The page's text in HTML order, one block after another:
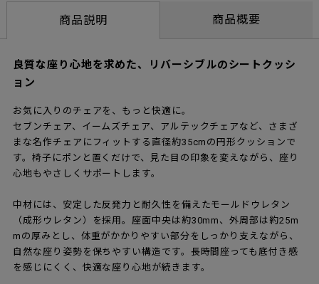
商品説明 商品概要
良質な座り心地を求めた、リバーシブルのシートクッシ
ョン
お気に入りのチェアを、もっと快適に。
セブンチェア、イームズチェア、アルテックチェアなど、さまざ
まな名作チェアにフィットする直径約35cmの円形クッションで
す。椅子にポンと置くだけで、見た目の印象を変えながら、座り
心地もやさしくサポートします。
中材には、安定した反発力と耐久性を備えたモールドウレタン
（成形ウレタン）を採用。座面中央は約30mm、外周部は約25m
mの厚みとし、体重がかかりやすい部分をしっかり支えながら、
自然な座り姿勢を保ちやすい構造です。長時間座っても底付き感
を感じにくく、快適な座り心地が続きます。